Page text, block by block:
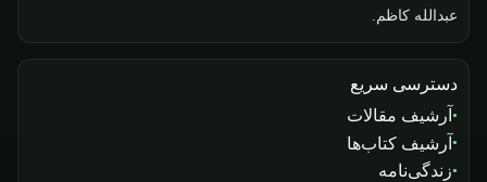
عبدالله کاظم.
دسترسی سریع
آرشیف مقالات
آرشیف کتاب‌ها
زندگی‌نامه